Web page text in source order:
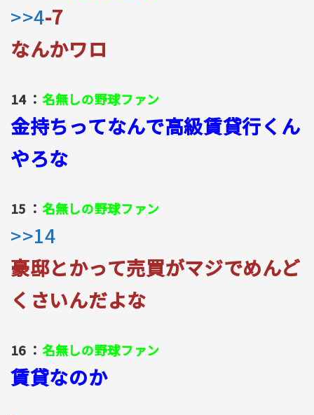
>>4-7
なんかワロ
14 ： 名無しの野球ファン
金持ちってなんで高級賃貸行くん
やろな
15 ： 名無しの野球ファン
>>14
豪邸とかって売買がマジでめんど
くさいんだよな
16 ： 名無しの野球ファン
賃貸なのか